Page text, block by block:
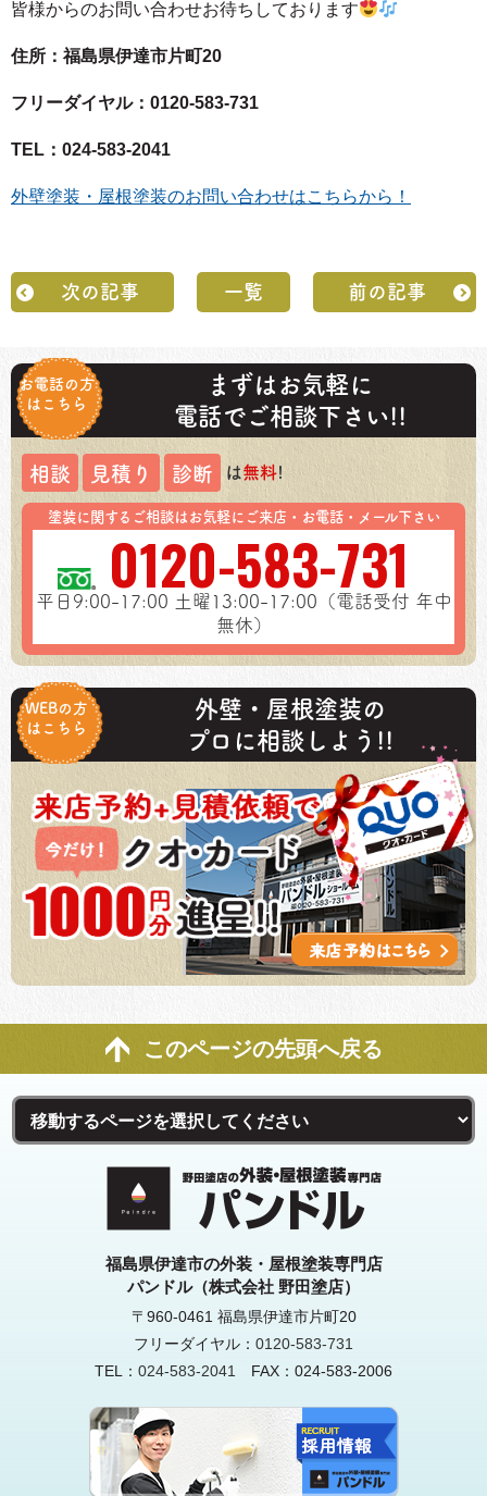
皆様からのお問い合わせお待ちしております
住所：福島県伊達市片町20
フリーダイヤル：0120-583-731
TEL：024-583-2041
外壁塗装・屋根塗装のお問い合わせはこちらから！
次の記事 一覧 前の記事
お電話の方
はこちら
まずはお気軽に
電話でご相談下さい!!
相談 見積り 診断 は無料!
塗装に関するご相談はお気軽にご来店・お電話・メール下さい
0120-583-731
平日9:00-17:00 土曜13:00-17:00（電話受付 年中
無休）
WEBの方
はこちら
外壁・屋根塗装の
プロに相談しよう!!
このページの先頭へ戻る
福島県伊達市の外装・屋根塗装専門店
パンドル（株式会社 野田塗店）
〒960-0461 福島県伊達市片町20
フリーダイヤル： 0120-583-731
TEL： 024-583-2041 FAX：024-583-2006